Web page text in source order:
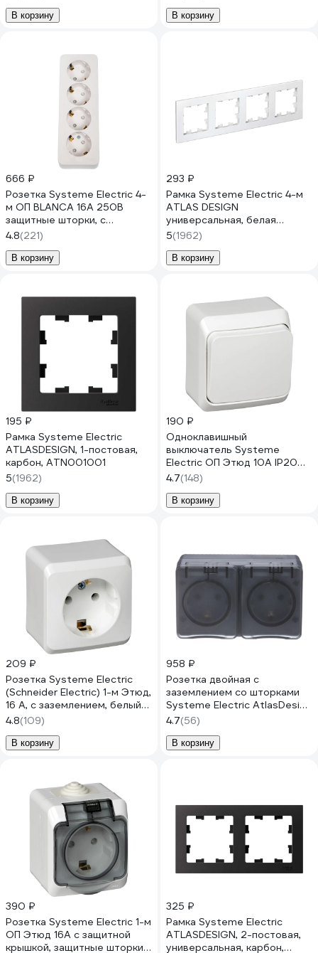
В корзину В корзину
666 ₽
Розетка Systeme Electric 4-
м ОП BLANCA 16А 250В
защитные шторки, с
заземлением BLNRA011411
4.8(221)
В корзину
293 ₽
Рамка Systeme Electric 4-м
ATLAS DESIGN
универсальная, белая
ATN000104
5(1962)
В корзину
195 ₽
Рамка Systeme Electric
ATLASDESIGN, 1-постовая,
карбон, ATN001001
5(1962)
В корзину
190 ₽
Одноклавишный
выключатель Systeme
Electric ОП Этюд 10А IP20
белый BA10-001B
4.7(148)
В корзину
209 ₽
Розетка Systeme Electric
(Schneider Electric) 1-м Этюд,
16 А, с заземлением, белый
PA16-003B
4.8(109)
В корзину
958 ₽
Розетка двойная с
заземлением со шторками
Systeme Electric AtlasDesign
Profi IP54, 16 АХ, 250 В,
открытой установки,
Антрацит ATN544026
4.7(56)
В корзину
390 ₽
Розетка Systeme Electric 1-м
ОП Этюд 16А с защитной
крышкой, защитные шторки,
325 ₽
Рамка Systeme Electric
ATLASDESIGN, 2-постовая,
универсальная, карбон,